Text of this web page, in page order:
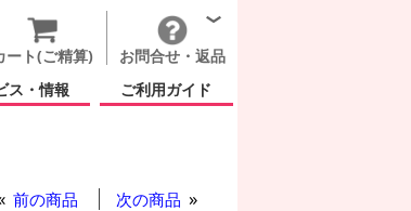
ート(ご精算)
お問合せ・返品
ス・情報 ご利用ガイド
前の商品 次の商品